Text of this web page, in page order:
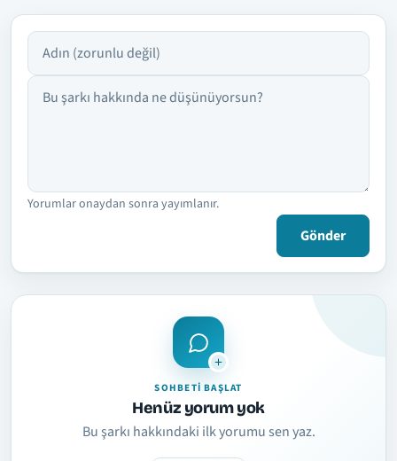
Adın
Yorumun
Yorumlar onaydan sonra yayımlanır.
Gönder
SOHBETI BAŞLAT
Henüz yorum yok
Bu şarkı hakkındaki ilk yorumu sen yaz.